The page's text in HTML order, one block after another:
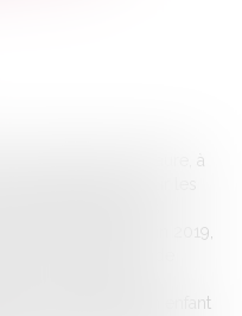
du XXIè siècle instaure, à
obligatoire pour les
parentale et les
en place, jusqu'à fin 2019,
Les décisions de
de l'autorité
alimentaire d'un enfant